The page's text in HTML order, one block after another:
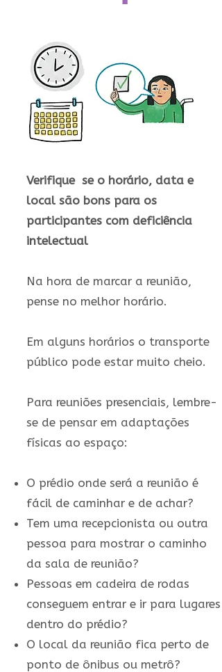
Verifique se o horário, data e
local são bons para os
participantes com deficiência
intelectual
Na hora de marcar a reunião,
pense no melhor horário.
Em alguns horários o transporte
público pode estar muito cheio.
Para reuniões presenciais, lembre-
se de pensar em adaptações
físicas ao espaço:
O prédio onde será a reunião é
fácil de caminhar e de achar?
Tem uma recepcionista ou outra
pessoa para mostrar o caminho
da sala de reunião?
Pessoas em cadeira de rodas
conseguem entrar e ir para lugares
dentro do prédio?
O local da reunião fica perto de
ponto de ônibus ou metrô?